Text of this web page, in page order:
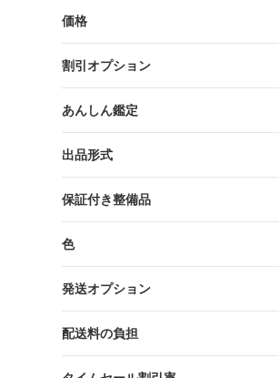
価格
割引オプション
あんしん鑑定
出品形式
保証付き整備品
色
発送オプション
配送料の負担